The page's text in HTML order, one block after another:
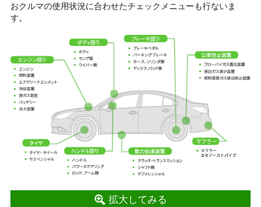
おクルマの使用状況に合わせたチェックメニューも行ないま
す。
拡大してみる